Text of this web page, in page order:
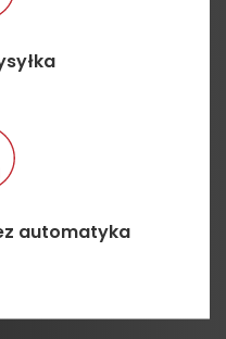
automatyka